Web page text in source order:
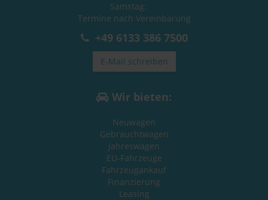
Samstag:
Termine nach Vereinbarung
+49 6133 386 7500
E-Mail schreiben
Wir bieten:
Neuwagen
Gebrauchtwagen
Jahreswagen
EU-Fahrzeuge
Fahrzeugankauf
Finanzierung
Leasing